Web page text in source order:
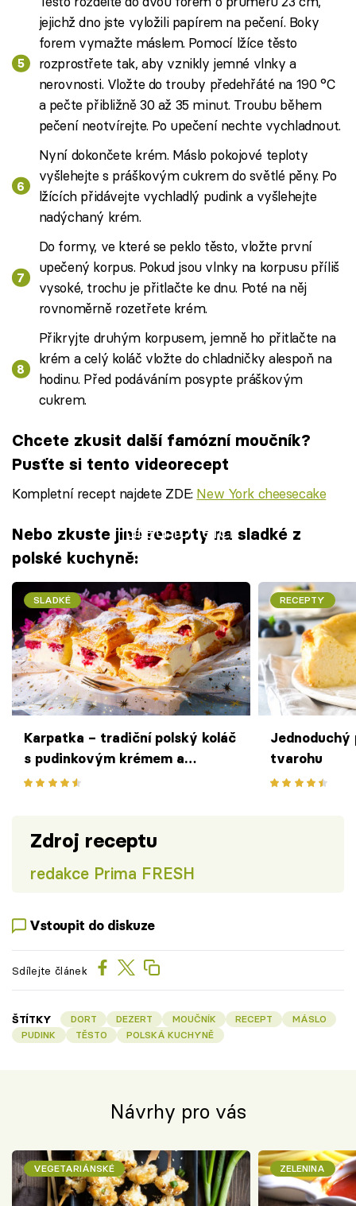
jejichž dno jste vyložili papírem na pečení. Boky
forem vymažte máslem. Pomocí lžíce těsto
rozprostřete tak, aby vznikly jemné vlnky a
nerovnosti. Vložte do trouby předehřáté na 190 °C
a pečte přibližně 30 až 35 minut. Troubu během
pečení neotvírejte. Po upečení nechte vychladnout.
Nyní dokončete krém. Máslo pokojové teploty
vyšlehejte s práškovým cukrem do světlé pěny. Po
lžících přidávejte vychladlý pudink a vyšlehejte
nadýchaný krém.
Do formy, ve které se peklo těsto, vložte první
upečený korpus. Pokud jsou vlnky na korpusu příliš
vysoké, trochu je přitlačte ke dnu. Poté na něj
rovnoměrně rozetřete krém.
Přikryjte druhým korpusem, jemně ho přitlačte na
krém a celý koláč vložte do chladničky alespoň na
hodinu. Před podáváním posypte práškovým
cukrem.
Chcete zkusit další famózní moučník?
Pusťte si tento videorecept
Kompletní recept najdete ZDE: New York cheesecake
Failed to fetch
Nebo zkuste jiné recepty na sladké z
polské kuchyně:
SLADKÉ
Karpatka – tradiční polský koláč
s pudinkovým krémem a
malinami připomíná zasněžené
RECEPTY
Jednoduchý
tvarohu
Zdroj receptu
redakce Prima FRESH
Vstoupit do diskuze
Sdílejte článek
ŠTÍTKY DORT DEZERT MOUČNÍK RECEPT
MÁSLO
PUDINK
TĚSTO POLSKÁ KUCHYNĚ
Návrhy pro vás
VEGETARIÁNSKÉ ZELENINA